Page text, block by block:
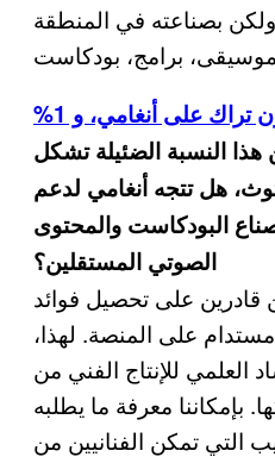
بصناعته في المنطقة
حوالي 57 مليون تراك على أنغامي، و 1%
هذا النسبة الضئيلة تشكل
هل تتجه أنغامي لدعم
البودكاست والمحتوى
الصوتي المستقلين؟
قادرين على تحصيل فوائد
على المنصة. لهذا،
العلمي للإنتاج الفني من
بإمكاننا معرفة ما يطلبه
التي تمكن الفنانيين من